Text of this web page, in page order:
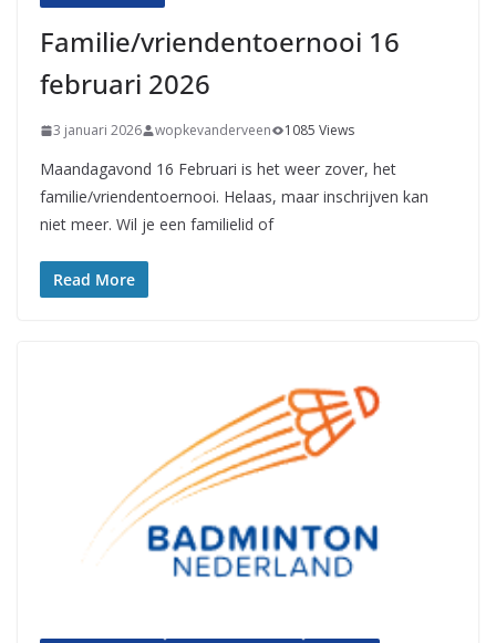
Familie/vriendentoernooi 16
februari 2026
3 januari 2026 wopkevanderveen 1085 Views
Maandagavond 16 Februari is het weer zover, het
familie/vriendentoernooi. Helaas, maar inschrijven kan
niet meer. Wil je een familielid of
Read More